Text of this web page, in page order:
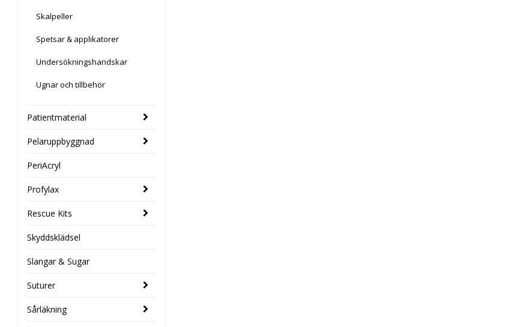
Skalpeller
Spetsar & applikatorer
Undersökningshandskar
Ugnar och tillbehör
Patientmaterial
Pelaruppbyggnad
PeriAcryl
Profylax
Rescue Kits
Skyddsklädsel
Slangar & Sugar
Suturer
Sårläkning